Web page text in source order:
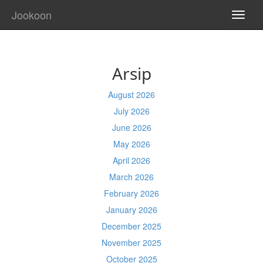
Jookoon
Arsip
August 2026
July 2026
June 2026
May 2026
April 2026
March 2026
February 2026
January 2026
December 2025
November 2025
October 2025